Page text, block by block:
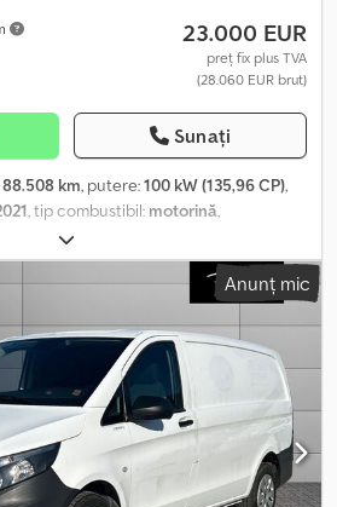
23.000 EUR
preț fix plus TVA
(28.060 EUR brut)
Sunați
88.508 km, putere:100 kW (135,96 CP),
, tip combustibil: motorină,
alb, tip de angrenaj:
oțel, număr de locuri:3, Dotări:aer
, Informațiile prezentate nu constituie
Anunț mic